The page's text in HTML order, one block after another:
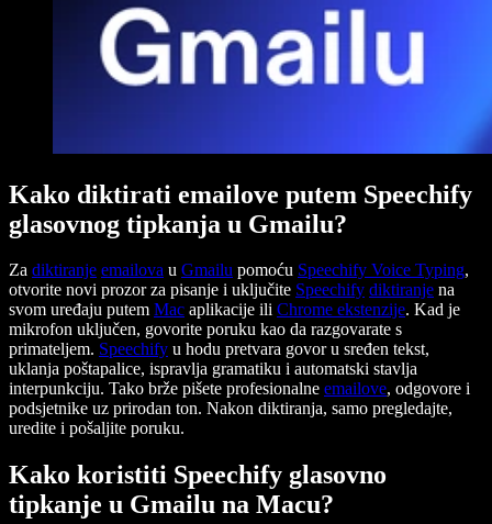
Kako diktirati emailove putem Speechify
glasovnog tipkanja u Gmailu?
Za diktiranje emailova u Gmailu pomoću Speechify Voice Typing,
otvorite novi prozor za pisanje i uključite Speechify diktiranje na
svom uređaju putem Mac aplikacije ili Chrome ekstenzije. Kad je
mikrofon uključen, govorite poruku kao da razgovarate s
primateljem. Speechify u hodu pretvara govor u sređen tekst,
uklanja poštapalice, ispravlja gramatiku i automatski stavlja
interpunkciju. Tako brže pišete profesionalne emailove, odgovore i
podsjetnike uz prirodan ton. Nakon diktiranja, samo pregledajte,
uredite i pošaljite poruku.
Kako koristiti Speechify glasovno
tipkanje u Gmailu na Macu?